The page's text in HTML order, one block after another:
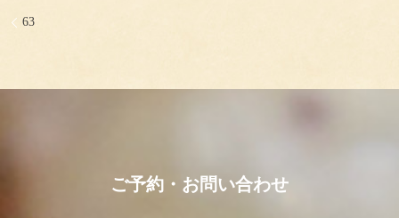
63
ご予約・お問い合わせ